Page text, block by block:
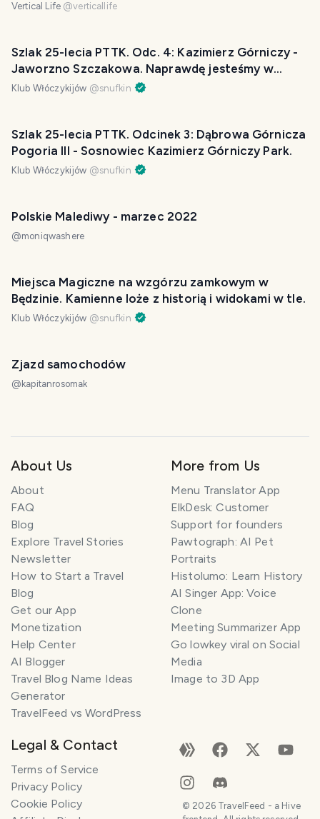
Vertical Life @verticallife
Szlak 25-lecia PTTK. Odc. 4: Kazimierz Górniczy -
Jaworzno Szczakowa. Naprawdę jesteśmy w
mieście?
Klub Włóczykijów @snufkin
Szlak 25-lecia PTTK. Odcinek 3: Dąbrowa Górnicza
Pogoria III - Sosnowiec Kazimierz Górniczy Park.
Klub Włóczykijów @snufkin
Polskie Malediwy - marzec 2022
@moniqwashere
Miejsca Magiczne na wzgórzu zamkowym w
Będzinie. Kamienne loże z historią i widokami w tle.
Klub Włóczykijów @snufkin
Zjazd samochodów
@ kapitanrosomak
About Us
About
FAQ
Blog
Explore Travel Stories
Newsletter
How to Start a Travel
Blog
Get our App
Monetization
Help Center
AI Blogger
Travel Blog Name Ideas
Generator
TravelFeed vs WordPress
More from Us
Menu Translator App
ElkDesk: Customer
Support for founders
Pawtograph: AI Pet
Portraits
Histolumo: Learn History
AI Singer App: Voice
Clone
Meeting Summarizer App
Go lowkey viral on Social
Media
Image to 3D App
Legal & Contact
Terms of Service
Privacy Policy
Cookie Policy
© 2026TravelFeed - a Hive